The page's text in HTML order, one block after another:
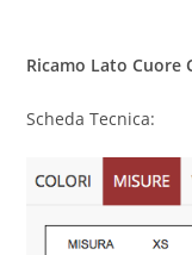
Ricamo Lato Cuore
Scheda Tecnica: